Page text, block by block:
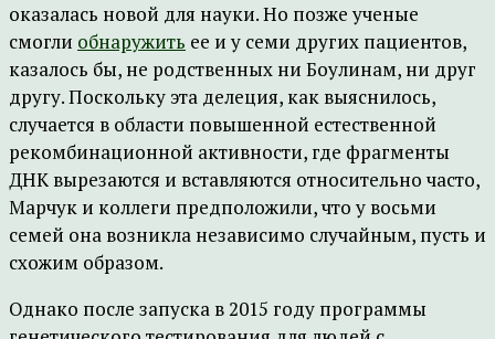
оказалась новой для науки. Но позже ученые
смогли обнаружить ее и у семи других пациентов,
казалось бы, не родственных ни Боулинам, ни друг
другу. Поскольку эта делеция, как выяснилось,
случается в области повышенной естественной
рекомбинационной активности, где фрагменты
ДНК вырезаются и вставляются относительно часто,
Марчук и коллеги предположили, что у восьми
семей она возникла независимо случайным, пусть и
схожим образом.
Однако после запуска в 2015 году программы